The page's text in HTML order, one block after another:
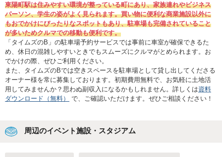
東陽町駅は住みやすい環境が整っている町にあり、家族連れやビジネス
パーソン、学生の姿がよく見られます。買い物に便利な商業施設以外に
もおでかけにぴったりなスポットもあり、駐車場も完備されていること
が多いためクルマでの移動も便利です。
「タイムズのB」の駐車場予約サービスでは事前に車室が確保できるた
め、休日の混雑しやすいときでもスムーズにクルマがとめられます。お
でかけの際、ぜひご利用ください。
また、タイムズのBでは空きスペースを駐車場として貸し出してくださる
オーナー様を常に募集しております。初期費用無料で、お気軽に土地活
用してみませんか？思わぬ副収入になるかもしれません。詳しくは資料
ダウンロード（無料）
で、ご確認いただけます。ぜひご相談ください！
周辺のイベント施設・スタジアム